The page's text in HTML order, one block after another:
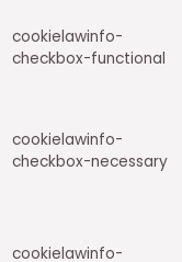
cookielawinfo-
checkbox-functional
cookielawinfo-
checkbox-necessary
cookielawinfo-